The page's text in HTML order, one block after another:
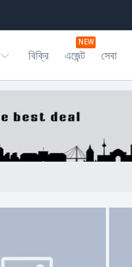
বিক্রি এজেন্ট
NEW
সেবা